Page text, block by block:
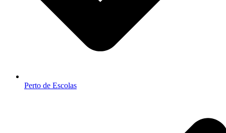
Perto de Escolas